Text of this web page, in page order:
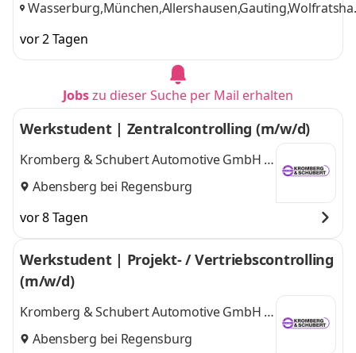
vor 2 Tagen
Jobszu dieser Suche per Mail erhalten
Werkstudent | Zentralcontrolling (m/w/d)
Kromberg & Schubert Automotive GmbH &
Co. KG
Abensberg bei Regensburg
vor 8 Tagen
Werkstudent | Projekt- / Vertriebscontrolling
(m/w/d)
Kromberg & Schubert Automotive GmbH &
Co. KG
Abensberg bei Regensburg